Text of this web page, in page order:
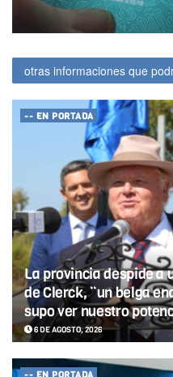
otras informaciones que
-- EN PORTADA
La provincia despide a
de Clerck, “un belga
supo ver nuestro
6 DE AGOSTO, 2026